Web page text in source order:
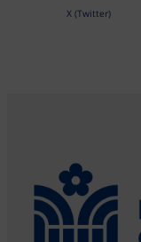
X (Twitter)